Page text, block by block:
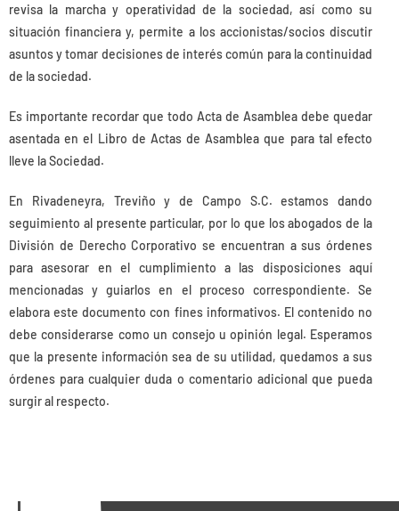
revisa la marcha y operatividad de la sociedad, así como su
situación financiera y, permite a los accionistas/socios discutir
asuntos y tomar decisiones de interés común para la continuidad
de la sociedad.
Es importante recordar que todo Acta de Asamblea debe quedar
asentada en el Libro de Actas de Asamblea que para tal efecto
lleve la Sociedad.
En Rivadeneyra, Treviño y de Campo S.C. estamos dando
seguimiento al presente particular, por lo que los abogados de la
División de Derecho Corporativo se encuentran a sus órdenes
para asesorar en el cumplimiento a las disposiciones aquí
mencionadas y guiarlos en el proceso correspondiente. Se
elabora este documento con fines informativos. El contenido no
debe considerarse como un consejo u opinión legal. Esperamos
que la presente información sea de su utilidad, quedamos a sus
órdenes para cualquier duda o comentario adicional que pueda
surgir al respecto.